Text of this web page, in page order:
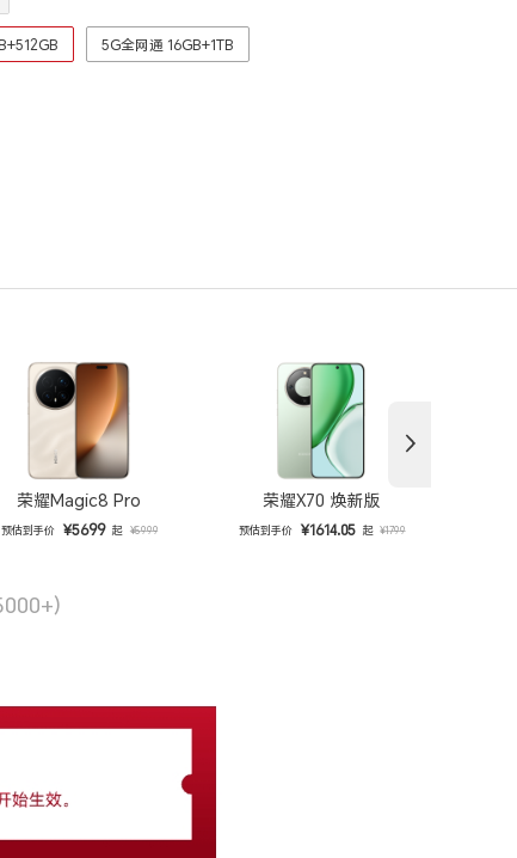
5G全网通 16GB+1TB
荣耀Magic8 Pro
预估到手价 ¥5699 起 ¥5999
荣耀X70 焕新版
预估到手价 ¥1614.05 起 ¥1799